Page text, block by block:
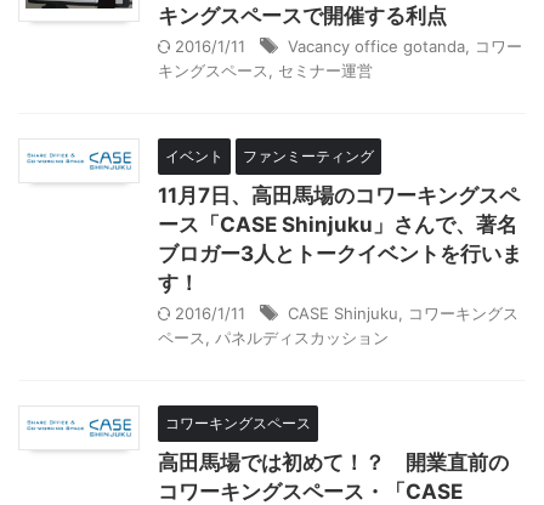
キングスペースで開催する利点
2016/1/11 Vacancy office gotanda
コワー
キングスペース
セミナー運営
イベント ファンミーティング
11月7日、高田馬場のコワーキングスペ
ース「CASE Shinjuku」さんで、著名
ブロガー3人とトークイベントを行いま
す！
2016/1/11 CASE Shinjuku
コワーキングス
ペース
パネルディスカッション
コワーキングスペース
高田馬場では初めて！？ 開業直前の
コワーキングスペース・「CASE